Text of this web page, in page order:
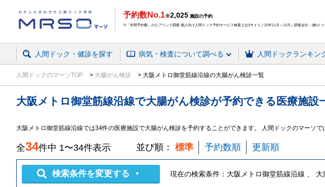
予約数No.1※2,025 施設の予約
※「年間予約数」のヒアリング調査 個人向け人間ドック予約サービス検索上位3サイト／22年11月～12月／調査会社：(株)ドゥ
人間ドック・健診を探す 病気・検査について調べる 人間ドックランキン
人間ドックのマーソTOP 大腸がん検診 大阪メトロ御堂筋線沿線の大腸がん検診一覧
大阪メトロ御堂筋線沿線で大腸がん検診が予約できる 医療施設
大阪メトロ御堂筋線沿線では34件の医療施設で大腸がん検診を予約することができます。 人間ドックのマーソ
全34件中 1〜34件表示 並び順： 標準 予約数順 更新順
検索条件を変更する ▼ 現在の検索条件： 大阪メトロ御堂筋線沿線 、